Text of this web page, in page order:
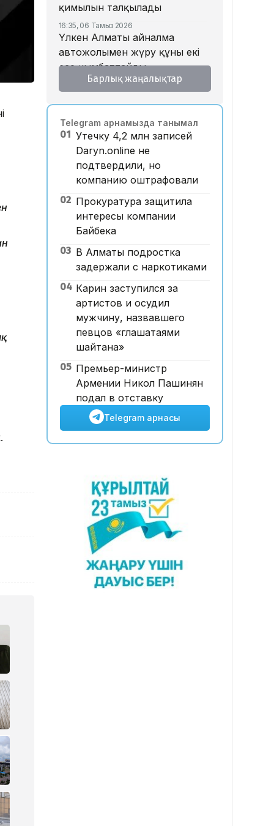
қимылын талқылады
16:35, 06 Тамыз 2026
Үлкен Алматы айналма
автожолымен жүру құны екі
есе қымбаттайды
16:32, 06 Тамыз 2026
мәнін түсіндірді
16:26, 06 Тамыз 2026
«Уахабист емеспін»: Бекболат
Тілеухан діни ұстанымына
қатысты жауап берді
14:52, 06 Тамыз 2026
Қазақстанда 2 млн теңге
жалақы қай саланың
мамандарына ұсынылады?
14:05, 06 Тамыз 2026
Астанада жолаушы мінген
ұшқышсыз әуе таксиі алғаш
рет көкке көтерілді
Барлық жаңалықтар
Telegram арнамызда танымал
01 Утечку 4,2 млн записей
Daryn.online не
подтвердили, но
компанию оштрафовали
02 Прокуратура защитила
интересы компании
Байбека
03 В Алматы подростка
задержали с наркотиками
04 Карин заступился за
артистов и осудил
мужчину, назвавшего
певцов «глашатаями
шайтана»
05 Премьер-министр
Армении Никол Пашинян
подал в отставку
Telegram арнасы